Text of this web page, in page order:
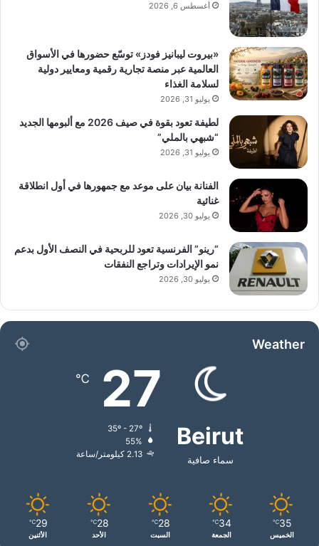
أغسطس 6, 2026
«بيروت ليبانيز فودز» توسّع حضورها في الأسواق
العالمية عبر منصة تجارية رقمية ومعايير دولية
لسلامة الغذاء
يوليو 31, 2026
لطيفة تعود بقوة في صيف 2026 مع ألبومها الجديد
“شبهي بالملي”
يوليو 31, 2026
الفنانة بيان على موعد مع جمهورها في أول انطلاقة
غنائية
يوليو 30, 2026
“رينو” الفرنسية تعود للربحية في النصف الأول بدعم
نمو الإيرادات وتراجع النفقات
يوليو 30, 2026
Weather
Beirut
سماء صافية
27
℃
55%
2.13 كيلومتر/ساعة
35
℃
الخميس
34
℃
الجمعة
28
℃
السبت
28
℃
الأحد
29
℃
الأثنين